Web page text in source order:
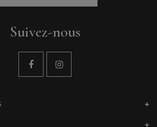
Suivez-nous